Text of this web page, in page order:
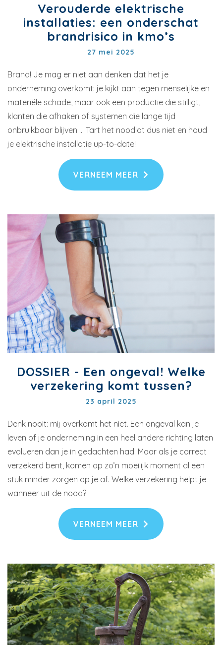
Verouderde elektrische
installaties: een onderschat
brandrisico in kmo’s
27 mei 2025
Brand! Je mag er niet aan denken dat het je
onderneming overkomt: je kijkt aan tegen menselijke en
materiële schade, maar ook een productie die stilligt,
klanten die afhaken of systemen die lange tijd
onbruikbaar blijven … Tart het noodlot dus niet en houd
je elektrische installatie up-to-date!
VERNEEM MEER
DOSSIER - Een ongeval! Welke
verzekering komt tussen?
23 april 2025
Denk nooit: mij overkomt het niet. Een ongeval kan je
leven of je onderneming in een heel andere richting laten
evolueren dan je in gedachten had. Maar als je correct
verzekerd bent, komen op zo’n moeilijk moment al een
stuk minder zorgen op je af. Welke verzekering helpt je
wanneer uit de nood?
VERNEEM MEER